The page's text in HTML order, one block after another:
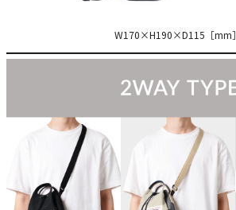
W170×H190×D115［mm］